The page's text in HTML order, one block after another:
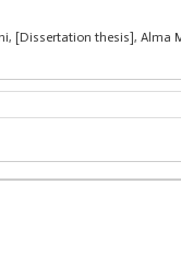
[Dissertation thesis], Alma